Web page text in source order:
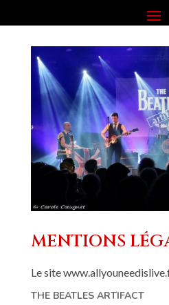
MENTIONS
Le site
THE BEATLES ARTIFACT